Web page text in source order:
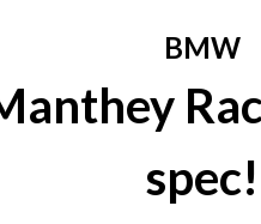
BMW
spec!